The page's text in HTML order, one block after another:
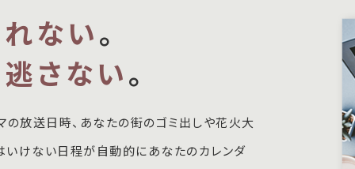
ない。
逃さない。
放送日時、あなたの街のゴミ出しや花火大
いけない日程が自動的にあなたのカレンダ